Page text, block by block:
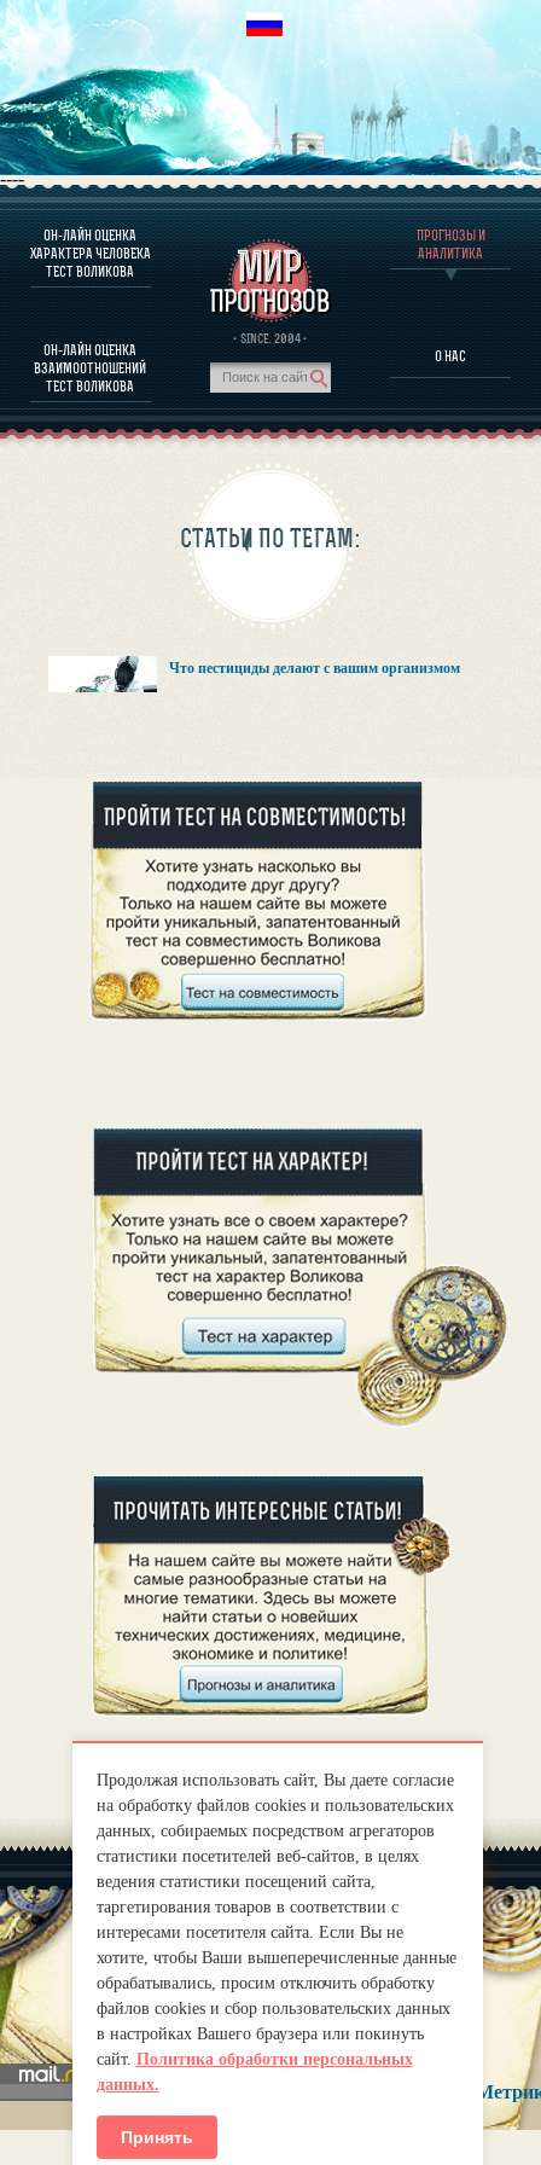
----
ОН-ЛАЙН ОЦЕНКА
ХАРАКТЕРА ЧЕЛОВЕКА
ТЕСТ ВОЛИКОВА
ОН-ЛАЙН ОЦЕНКА
ВЗАИМООТНОШЕНИЙ
ТЕСТ ВОЛИКОВА
· SINCE. 2004 ·
ПРОГНОЗЫ И
АНАЛИТИКА
О НАС
О ПРОГРАММЕ
ОЦЕНКА ХАРАКТЕРA ЧЕЛОВЕКА
ОЦЕНКА ХАРАКТЕРА ВЫДАЮЩИХСЯ ЛИЧНОСТЕЙ
О ПРОГРАММЕ
ПРОГНОЗЫ И АНАЛИТИКА
СТАТЬИ ПО ТЕГАМ:
Что пестициды делают с вашим организмом
О нас
Правила
mirprognoz@mail.ru
Продолжая использовать сайт, Вы даете согласие
на обработку файлов cookies и пользовательских
данных, собираемых посредством агрегаторов
статистики посетителей веб-сайтов, в целях
ведения статистики посещений сайта,
таргетирования товаров в соответствии с
интересами посетителя сайта. Если Вы не
хотите, чтобы Ваши вышеперечисленные данные
обрабатывались, просим отключить обработку
файлов cookies и сбор пользовательских данных
в настройках Вашего браузера или покинуть
сайт. Политика обработки персональных
данных.
Принять